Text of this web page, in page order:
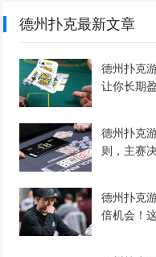
德州扑克最新文章
德州扑克
让你长期
德州扑克
则，主赛
德州扑克
倍机会！